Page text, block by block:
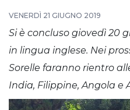
VENERDÌ 21 GIUGNO 2019
Si è concluso giovedì 20
in lingua inglese. Nei
Sorelle faranno rientro
India, Filippine, Angola e